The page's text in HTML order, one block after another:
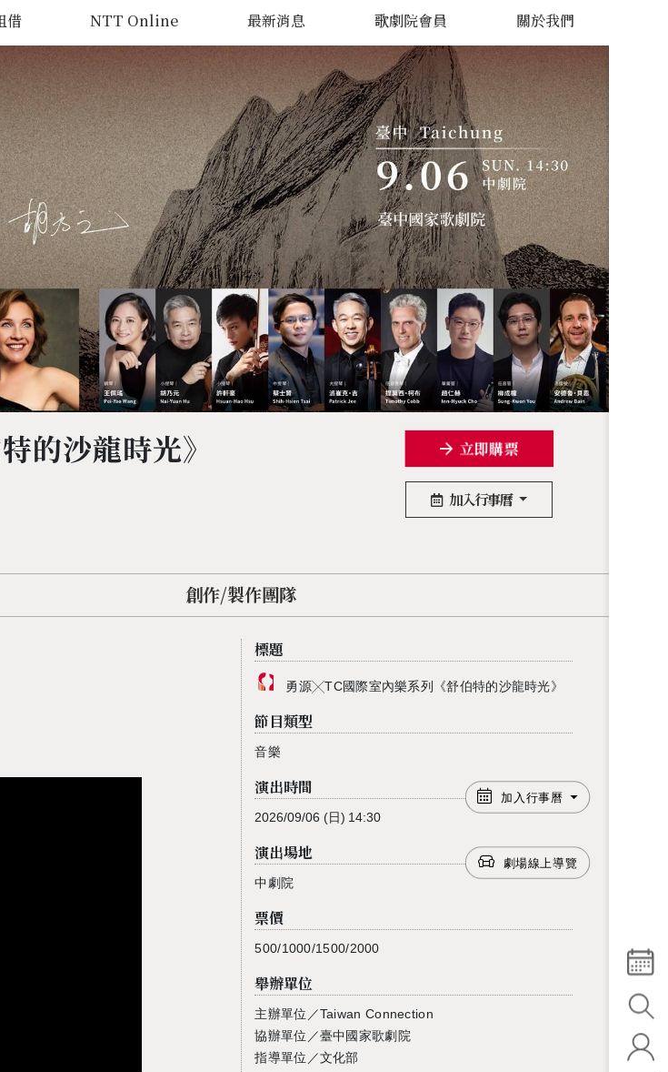
借 NTT Online 最新消息 歌劇院會員 關於我們
的沙龍時光》 立即購票
加入行事曆
創作/製作團隊
標題
勇源╳TC國際室內樂系列《舒伯特的沙龍時光》
節目類型
音樂
演出時間
2026/09/06 (日) 14:30
加入行事曆
演出場地
中劇院
劇場線上導覽
票價
500/1000/1500/2000
舉辦單位
主辦單位／Taiwan Connection
協辦單位／臺中國家歌劇院
指導單位／文化部